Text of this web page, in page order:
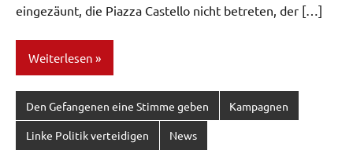
eingezäunt, die Piazza Castello nicht betreten, der […]
Weiterlesen
Den Gefangenen eine Stimme geben Kampagnen
Linke Politik verteidigen News